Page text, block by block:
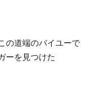
の道端のバイユーで
ーを見つけた